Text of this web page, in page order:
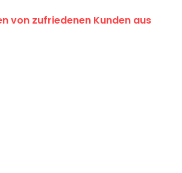
von zufriedenen Kunden aus